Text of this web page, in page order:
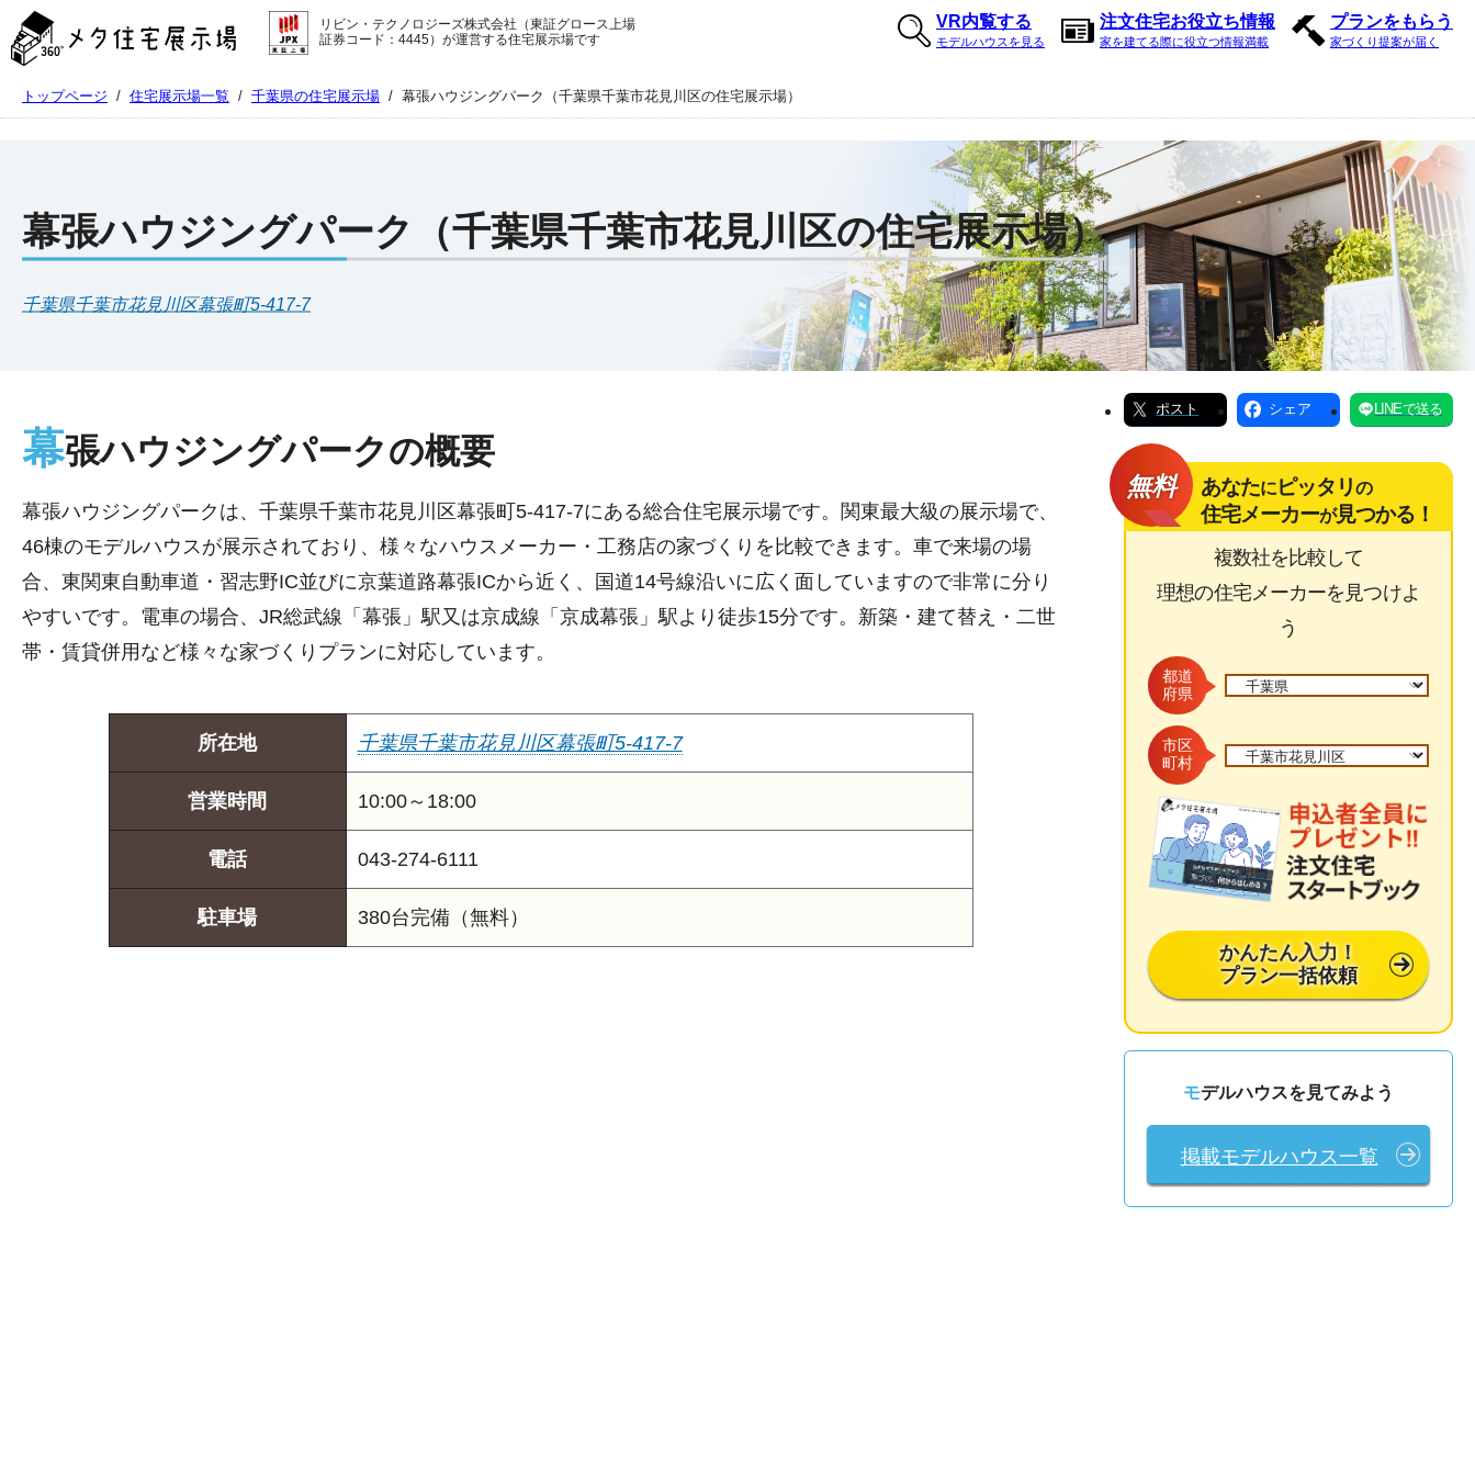
タ
住
示
リビン・テクノロジーズ株式会社（東証グロース上場
証券コード：4445）が運営する住宅展示場です
VR内覧する
モデルハウスを見る
注文住宅お役立ち情報
家を建てる際に役立つ情報満載
プランをもらう
家づくり提案が届く
トップページ / 住宅展示場一覧 / 千葉県の住宅展示場 / 幕張ハウジングパーク（千葉県千葉市花見川区の住宅展示場）
幕張ハウジングパーク（千葉県千葉市花見川区の住宅展示場）
千葉県千葉市花見川区幕張町5-417-7
幕張ハウジングパークの概要
幕張ハウジングパークは、千葉県千葉市花見川区幕張町5-417-7にある総合住宅展示場です。関東最大級の展示場で、
46棟のモデルハウスが展示されており、様々なハウスメーカー・工務店の家づくりを比較できます。車で来場の場
合、東関東自動車道・習志野IC並びに京葉道路幕張ICから近く、国道14号線沿いに広く面していますので非常に分り
やすいです。電車の場合、JR総武線「幕張」駅又は京成線「京成幕張」駅より徒歩15分です。新築・建て替え・二世
帯・賃貸併用など様々な家づくりプランに対応しています。
所在地 千葉県千葉市花見川区幕張町5-417-7
営業時間 10:00～18:00
電話 043-274-6111
駐車場 380台完備（無料）
ポスト シェア LINEで送る
無料 あなたにピッタリの
住宅メーカーが見つかる！
複数社を比較して
理想の住宅メーカーを見つけよ
う
都道
府県
市区
町村
かんたん入力！
プラン一括依頼
モデルハウスを見てみよう
掲載モデルハウス一覧